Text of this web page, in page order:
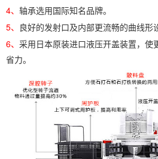
4、 轴承选用国际知名品牌。
5、 良好的发射口及内部更流畅的曲线形
6、 采用日本原装进口液压开盖装置，使
省力。